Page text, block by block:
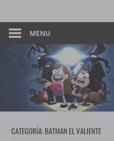
contentPagina
De
Descarga
Mega
MENU
CATEGORÍA:BATMAN EL VALIENTE